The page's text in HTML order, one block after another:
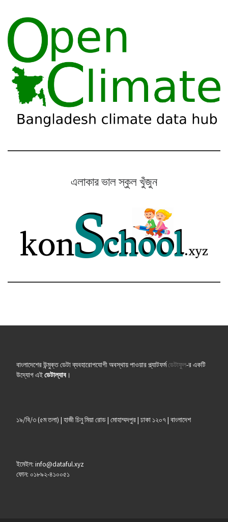
এলাকার ভাল স্কুল খুঁজুন
বাংলাদেশের উন্মুক্ত ডেটা ব্যবহারোপযোগী অবস্থায় পাওয়ার প্ল্যাটফর্মডেটাফুল-র একটি
উদ্যোগ এইডেটাল্যাব।
১৯/বি/৩ (৫ম তলা) | হাজী চিনু মিয়া রোড | মোহাম্মদপুর | ঢাকা ১২০৭ | বাংলাদেশ
ইমেইল: info@dataful.xyz
ফোন: ০১৮৯২-৪১০০৫১